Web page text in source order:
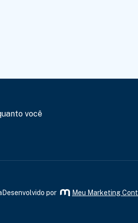
você
Desenvolvido por Meu Marketing